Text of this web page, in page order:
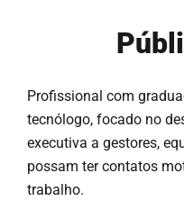
Profissional com
tecnólogo, focado no
executiva a gestores,
possam ter contatos
trabalho.